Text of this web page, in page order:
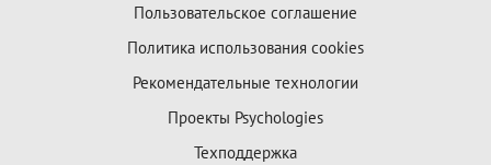
Пользовательское соглашение
Политика использования cookies
Рекомендательные технологии
Проекты Psychologies
Техподдержка